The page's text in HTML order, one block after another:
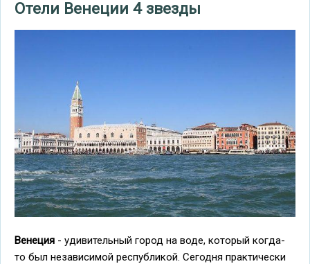
Отели Венеции 4 звезды
Венеция - удивительный город на воде, который когда-
то был независимой республикой. Сегодня практически